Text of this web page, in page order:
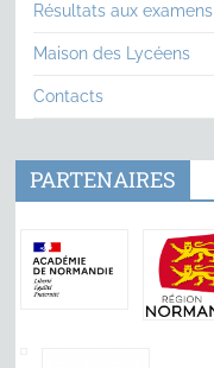
Résultats aux examens
Maison des Lycéens
Contacts
PARTENAIRES